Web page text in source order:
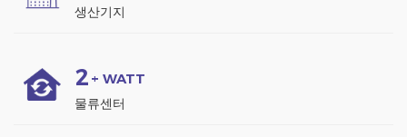
생산기지
2 + WATT
물류센터